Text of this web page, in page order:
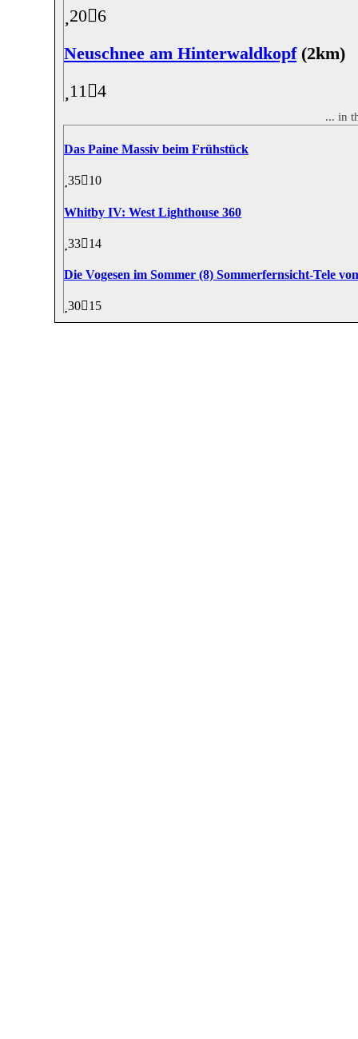
20 6
Neuschnee am Hinterwaldkopf(2km)
11 4
... in
Das Paine Massiv beim Frühstück
35 10
Whitby IV: West Lighthouse 360
33 14
Die Vogesen im Sommer (8) Sommerfernsicht-Tele
30 15